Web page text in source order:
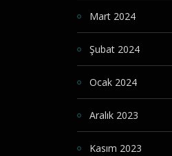
Mart 2024
Şubat 2024
Ocak 2024
Aralık 2023
Kasım 2023